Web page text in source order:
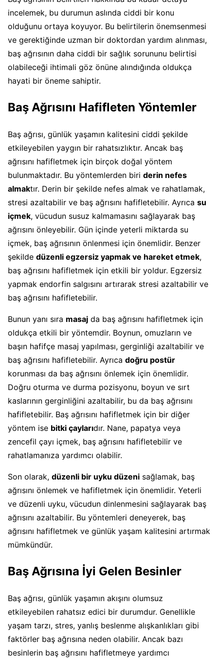
incelemek, bu durumun aslında ciddi bir konu
olduğunu ortaya koyuyor. Bu belirtilerin önemsenmesi
ve gerektiğinde uzman bir doktordan yardım alınması,
baş ağrısının daha ciddi bir sağlık sorununu belirtisi
olabileceği ihtimali göz önüne alındığında oldukça
hayati bir öneme sahiptir.
Baş Ağrısını Hafifleten Yöntemler
Baş ağrısı, günlük yaşamın kalitesini ciddi şekilde
etkileyebilen yaygın bir rahatsızlıktır. Ancak baş
ağrısını hafifletmek için birçok doğal yöntem
bulunmaktadır. Bu yöntemlerden biri derin nefes
almaktır. Derin bir şekilde nefes almak ve rahatlamak,
stresi azaltabilir ve baş ağrısını hafifletebilir. Ayrıca su
içmek, vücudun susuz kalmamasını sağlayarak baş
ağrısını önleyebilir. Gün içinde yeterli miktarda su
içmek, baş ağrısının önlenmesi için önemlidir. Benzer
şekilde düzenli egzersiz yapmak ve hareket etmek,
baş ağrısını hafifletmek için etkili bir yoldur. Egzersiz
yapmak endorfin salgısını artırarak stresi azaltabilir ve
baş ağrısını hafifletebilir.
Bunun yanı sıra masaj da baş ağrısını hafifletmek için
oldukça etkili bir yöntemdir. Boynun, omuzların ve
başın hafifçe masaj yapılması, gerginliği azaltabilir ve
baş ağrısını hafifletebilir. Ayrıca doğru postür
korunması da baş ağrısını önlemek için önemlidir.
Doğru oturma ve durma pozisyonu, boyun ve sırt
kaslarının gerginliğini azaltabilir, bu da baş ağrısını
hafifletebilir. Baş ağrısını hafifletmek için bir diğer
yöntem ise bitki çaylarıdır. Nane, papatya veya
zencefil çayı içmek, baş ağrısını hafifletebilir ve
rahatlamanıza yardımcı olabilir.
Son olarak, düzenli bir uyku düzeni sağlamak, baş
ağrısını önlemek ve hafifletmek için önemlidir. Yeterli
ve düzenli uyku, vücudun dinlenmesini sağlayarak baş
ağrısını azaltabilir. Bu yöntemleri deneyerek, baş
ağrısını hafifletmek ve günlük yaşam kalitesini artırmak
mümkündür.
Baş Ağrısına İyi Gelen Besinler
Baş ağrısı, günlük yaşamın akışını olumsuz
etkileyebilen rahatsız edici bir durumdur. Genellikle
yaşam tarzı, stres, yanlış beslenme alışkanlıkları gibi
faktörler baş ağrısına neden olabilir. Ancak bazı
besinlerin baş ağrısını hafifletmeye yardımcı